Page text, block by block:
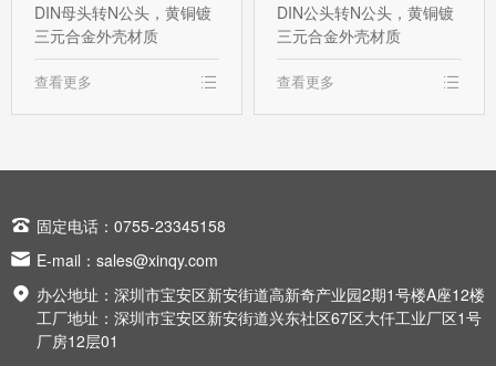
DIN母头转N公头，黄铜镀
三元合金外壳材质
查看更多
DIN公头转N公头，黄铜镀
三元合金外壳材质
查看更多
 固定电话：0755-23345158
 E-mail： sales@xinqy.com
 办公地址：深圳市宝安区新安街道高新奇产业园2期1号楼A座12楼
工厂地址：深圳市宝安区新安街道兴东社区67区大仟工业厂区1号
厂房12层01